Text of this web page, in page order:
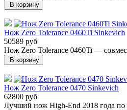
В корзину
Нож Zero Tolerance 0460Ti Sinkevich
50589 руб
Нож Zero Tolerance 0460Ti —
В корзину
Нож Zero Tolerance 0470 Sinkevich
62800 руб
Лучший нож High-End 2018 года по